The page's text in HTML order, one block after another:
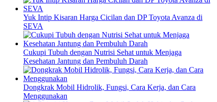
Yuk Intip Kisaran Harga Cicilan dan DP Toyota Avanza di
SEVA
Cukupi Tubuh dengan Nutrisi Sehat untuk Menjaga
Kesehatan Jantung dan Pembuluh Darah
Dongkrak Mobil Hidrolik, Fungsi, Cara Kerja, dan Cara
Menggunakan